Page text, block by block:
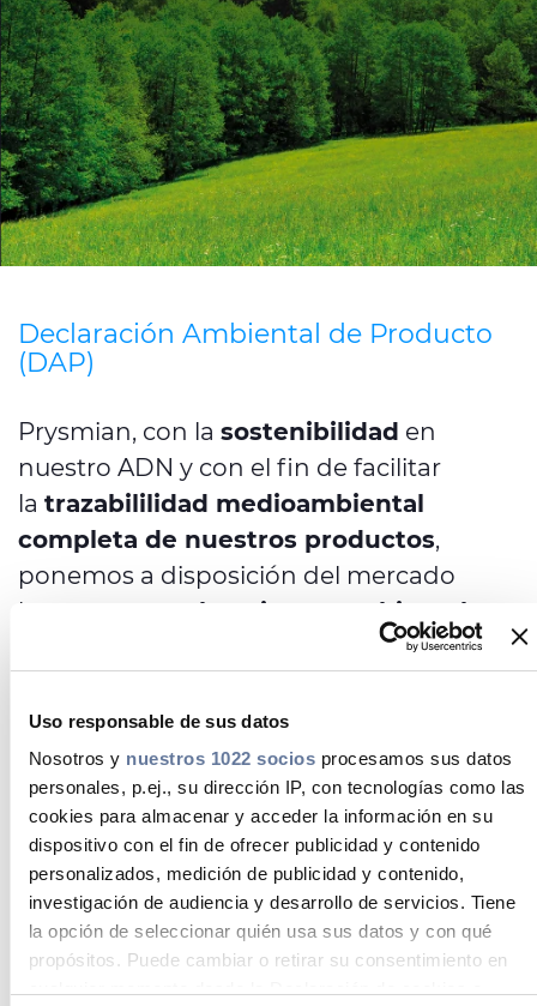
Uso responsable de sus datos
Nosotros y nuestros 1022 sociosprocesamos sus datos
personales, p.ej., su dirección IP, con tecnologías como las
cookies para almacenar y acceder la información en su
dispositivo con el fin de ofrecer publicidad y contenido
personalizados, medición de publicidad y contenido,
investigación de audiencia y desarrollo de servicios. Tiene
la opción de seleccionar quién usa sus datos y con qué
propósitos. Puede cambiar o retirar su consentimiento en
Media
Buscador Dop
People & Careers
Contáctanos
Web Global
PRYSMIAN CLUB
DISCOVER ENERGY
Declaración Ambiental de Producto
(DAP)
Prysmian, con la sostenibilidad en
nuestro ADN y con el fin de facilitar
la trazabililidad medioambiental
completa de nuestros productos,
ponemos a disposición del mercado
las nuevas
Declaraciones Ambientales
bajo la verificación
Ecoetiquetado de acuerdo con la Norma
EN ISO 14025:2010 y certificado por
AENOR.
Sostenibilidad
Descarga las DAP